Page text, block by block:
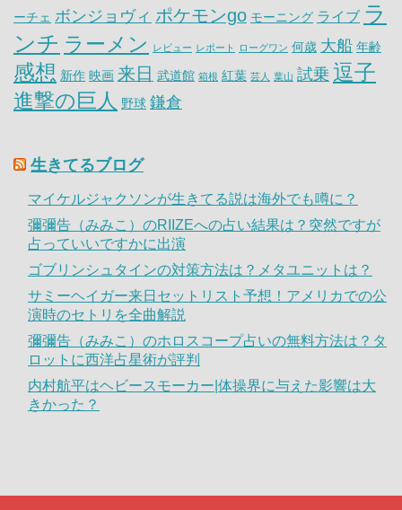
ーチェ ボンジョヴィ ポケモンgo モーニング ライブ ラ
ンチ ラーメン レビュー レポート ローグワン 何歳 大船 年齢
感想 新作 映画 来日 武道館 箱根 紅葉 芸人 葉山 試乗 逗子
進撃の巨人 野球 鎌倉
生きてるブログ
マイケルジャクソンが生きてる説は海外でも噂に？
彌彌告（みみこ）のRIIZEへの占い結果は？突然ですが
占っていいですかに出演
ゴブリンシュタインの対策方法は？メタユニットは？
サミーヘイガー来日セットリスト予想！アメリカでの公
演時のセトリを全曲解説
彌彌告（みみこ）のホロスコープ占いの無料方法は？タ
ロットに西洋占星術が評判
内村航平はヘビースモーカー|体操界に与えた影響は大
きかった？